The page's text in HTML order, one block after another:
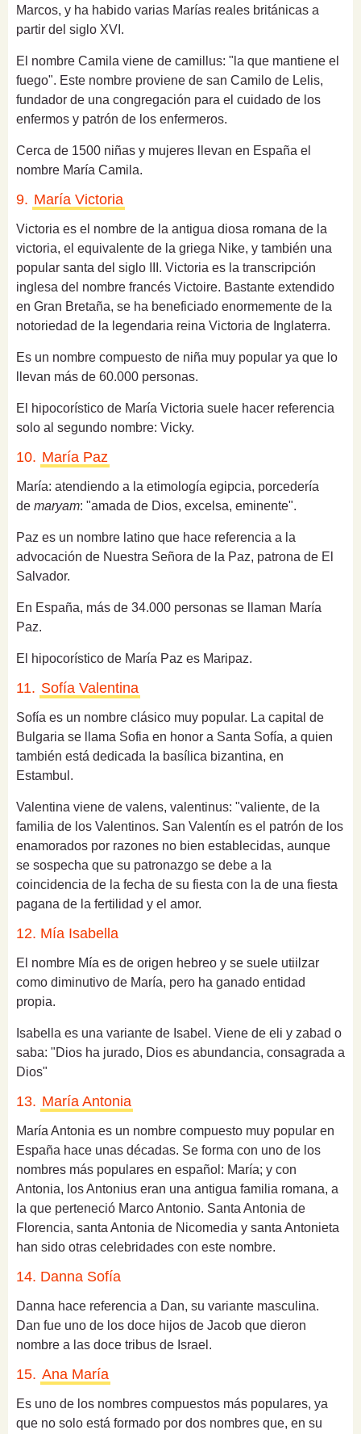
Marcos, y ha habido varias Marías reales británicas a
partir del siglo XVI.
El nombre Camila viene de camillus: "la que mantiene el
fuego". Este nombre proviene de san Camilo de Lelis,
fundador de una congregación para el cuidado de los
enfermos y patrón de los enfermeros.
Cerca de 1500 niñas y mujeres llevan en España el
nombre María Camila.
9. María Victoria
Victoria es el nombre de la antigua diosa romana de la
victoria, el equivalente de la griega Nike, y también una
popular santa del siglo III. Victoria es la transcripción
inglesa del nombre francés Victoire. Bastante extendido
en Gran Bretaña, se ha beneficiado enormemente de la
notoriedad de la legendaria reina Victoria de Inglaterra.
Es un nombre compuesto de niña muy popular ya que lo
llevan más de 60.000 personas.
El hipocorístico de María Victoria suele hacer referencia
solo al segundo nombre: Vicky.
10. María Paz
María: atendiendo a la etimología egipcia, porcedería
de maryam: "amada de Dios, excelsa, eminente".
Paz es un nombre latino que hace referencia a la
advocación de Nuestra Señora de la Paz, patrona de El
Salvador.
En España, más de 34.000 personas se llaman María
Paz.
El hipocorístico de María Paz es Maripaz.
11. Sofía Valentina
Sofía es un nombre clásico muy popular. La capital de
Bulgaria se llama Sofia en honor a Santa Sofía, a quien
también está dedicada la basílica bizantina, en
Estambul.
Valentina viene de valens, valentinus: "valiente, de la
familia de los Valentinos. San Valentín es el patrón de los
enamorados por razones no bien establecidas, aunque
se sospecha que su patronazgo se debe a la
coincidencia de la fecha de su fiesta con la de una fiesta
pagana de la fertilidad y el amor.
12. Mía Isabella
El nombre Mía es de origen hebreo y se suele utiilzar
como diminutivo de María, pero ha ganado entidad
propia.
Isabella es una variante de Isabel. Viene de eli y zabad o
saba: "Dios ha jurado, Dios es abundancia, consagrada a
Dios"
13. María Antonia
María Antonia es un nombre compuesto muy popular en
España hace unas décadas. Se forma con uno de los
nombres más populares en español: María; y con
Antonia, l os Antonius eran una antigua familia romana, a
la que perteneció Marco Antonio. Santa Antonia de
Florencia, santa Antonia de Nicomedia y santa Antonieta
han sido otras celebridades con este nombre.
14. Danna Sofía
Danna hace referencia a Dan, su variante masculina.
Dan fue uno de los doce hijos de Jacob que dieron
nombre a las doce tribus de Israel.
15. Ana María
Es uno de los nombres compuestos más populares, ya
que no solo está formado por dos nombres que, en su